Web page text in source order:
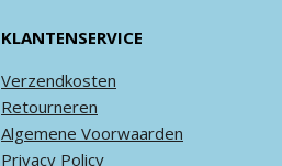
KLANTENSERVICE
Verzendkosten
Retourneren
Algemene Voorwaarden
Privacy Policy